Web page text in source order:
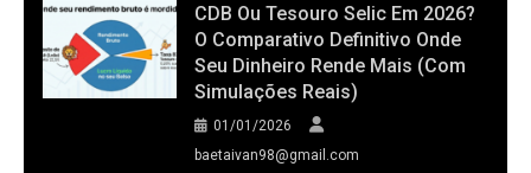
CDB Ou Tesouro Selic Em 2026?
O Comparativo Definitivo Onde
Seu Dinheiro Rende Mais (Com
Simulações Reais)
01/01/2026
baetaivan98@gmail.com